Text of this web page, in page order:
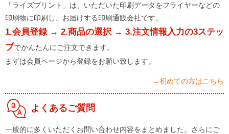
「ライズプリント」は、いただいた印刷データをフライヤーなどの
印刷物に印刷し、お届けする印刷通販会社です。
1.会員登録 → 2.商品の選択 → 3.注文情報入力の3ステッ
プでかんたんにご注文できます。
まずは会員ページから登録をお願い致します。
→初めての方はこちら
よくあるご質問
一般的に多くいただくお問い合わせ内容をまとめました。さらにご